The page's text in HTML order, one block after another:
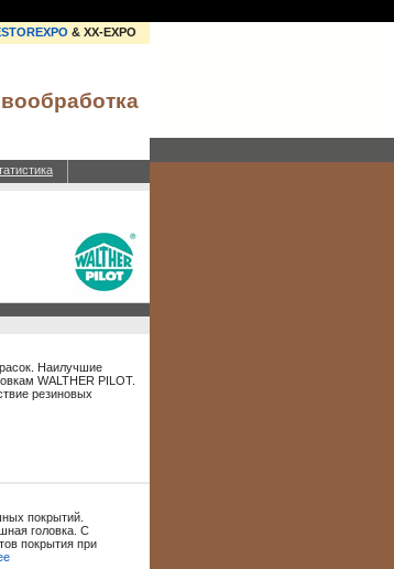
& XX-EXPO
Наилучшие
WALTHER PILOT.
резиновых
покрытий.
головка. С
покрытия при